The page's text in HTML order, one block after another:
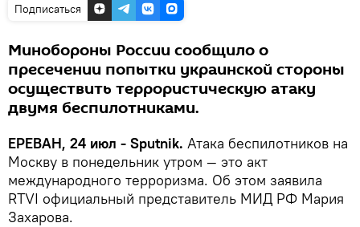
Подписаться
Минобороны России сообщило о
пресечении попытки украинской стороны
осуществить террористическую атаку
двумя беспилотниками.
ЕРЕВАН, 24 июл - Sputnik. Атака беспилотников на
Москву в понедельник утром — это акт
международного терроризма. Об этом заявила
RTVI официальный представитель МИД РФ Мария
Захарова.